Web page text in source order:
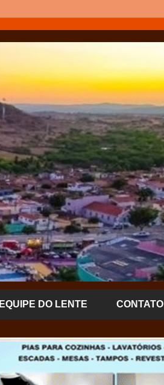
EQUIPE DO LENTE CONTATO